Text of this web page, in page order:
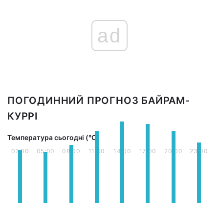
ad
ПОГОДИННИЙ ПРОГНОЗ БАЙРАМ-
КУРРІ
Температура сьогодні (°С)
02:00 05:00 08:00 11:00 14:00 17:00 20:00 23:00